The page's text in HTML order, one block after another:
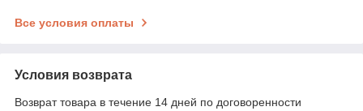
Все условия оплаты
Условия возврата
Возврат товара в течение 14 дней по договоренности